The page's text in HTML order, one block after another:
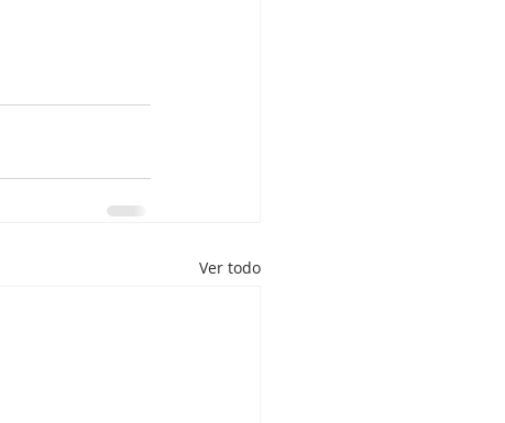
Ver todo